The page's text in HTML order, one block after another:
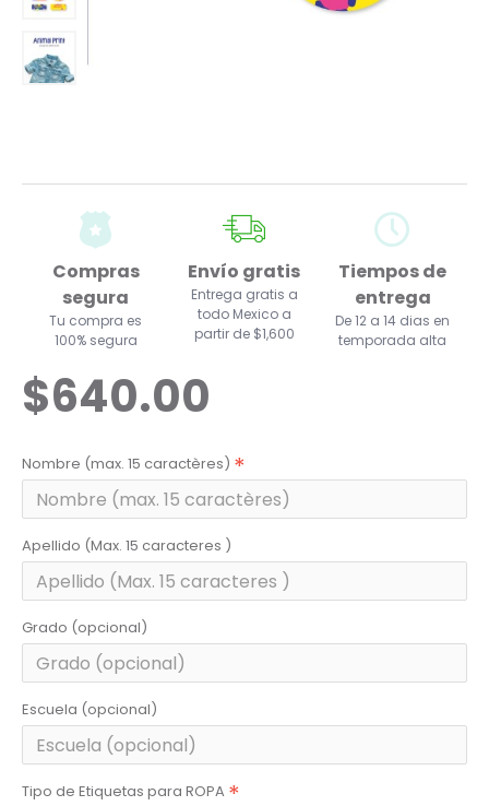
Compras
segura
Tu compra es
100% segura
Envío gratis
Entrega gratis a
todo Mexico a
partir de $1,600
Tiempos de
entrega
De 12 a 14 dias en
temporada alta
$640.00
Nombre (max. 15 caractères)
Apellido (Max. 15 caracteres )
Grado (opcional)
Escuela (opcional)
Tipo de Etiquetas para ROPA